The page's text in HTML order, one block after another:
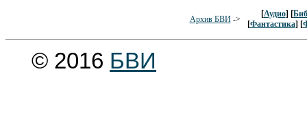
Архив БВИ->
[Аудио] [
[Фантастика] [
© 2016 БВИ